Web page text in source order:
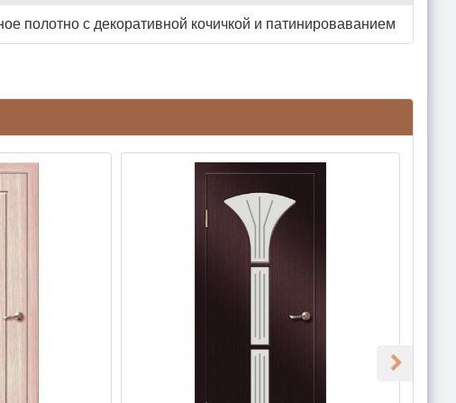
полотно с декоративной кочичкой и патинироваванием